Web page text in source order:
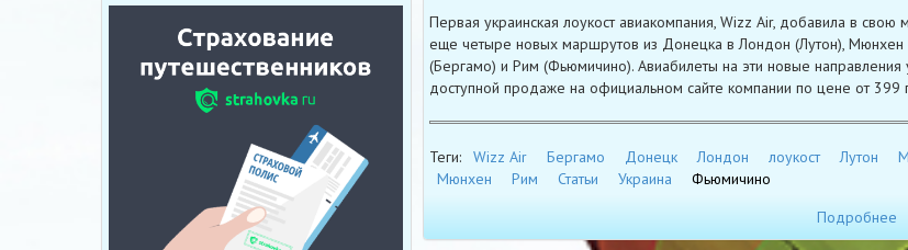
Первая украинская лоукост авиакомпания, Wizz Air, добавила в свою
еще четыре новых маршрутов из Донецка в Лондон (Лутон),
(Бергамо) и Рим (Фьюмичино). Авиабилеты на эти новые направления
доступной продаже на официальном сайте компании по цене от 399
Теги: Wizz Air Бергамо Донецк Лондон лоукост Лутон
Мюнхен
Рим Статьи Украина
Фьюмичино
Подробнее